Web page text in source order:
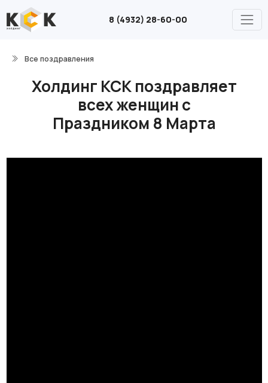
8 (4932) 28-60-00
Все поздравления
Холдинг КСК поздравляет
всех женщин с
Праздником 8 Марта